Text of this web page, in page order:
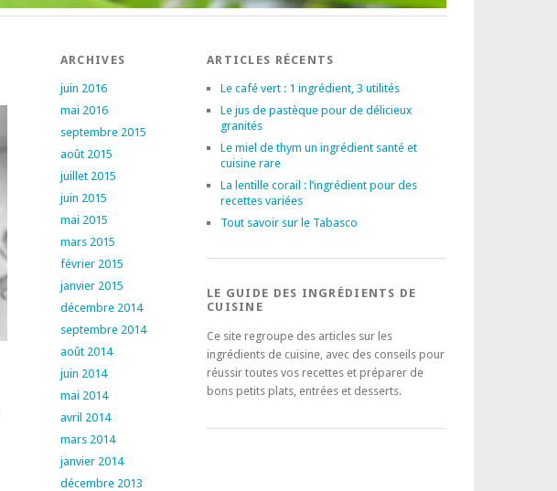
ARCHIVES
juin 2016
mai 2016
septembre 2015
août 2015
juillet 2015
juin 2015
mai 2015
mars 2015
février 2015
janvier 2015
décembre 2014
septembre 2014
août 2014
juin 2014
mai 2014
avril 2014
mars 2014
janvier 2014
décembre 2013
ARTICLES RÉCENTS
Le café vert : 1 ingrédient, 3 utilités
Le jus de pastèque pour de délicieux
granités
Le miel de thym un ingrédient santé et
cuisine rare
La lentille corail : l’ingrédient pour des
recettes variées
Tout savoir sur le Tabasco
LE GUIDE DES INGRÉDIENTS DE
CUISINE
Ce site regroupe des articles sur les
ingrédients de cuisine, avec des conseils pour
réussir toutes vos recettes et préparer de
bons petits plats, entrées et desserts.